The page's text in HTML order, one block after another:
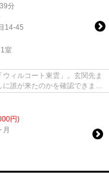
分
14-45
1室
ィルコート東雲」。玄関先ま
誰が来たのかを確認できま
円)
月